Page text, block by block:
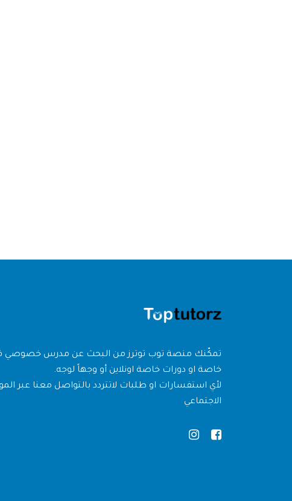
تمكّنك منصة توب توترز من البحث عن مدرس
خاصة او دورات خاصة اونلاين أو وجهاً لوجه.
لأي استفسارات او طلبات لاتتردد بالتواصل معنا عبر
الاجتماعي